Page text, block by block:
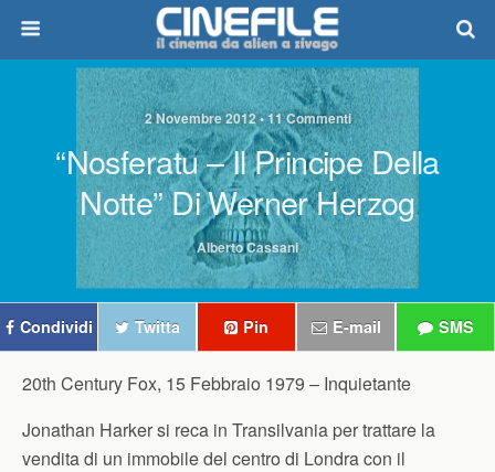
2 Novembre 2012 • 11 Commenti
“Nosferatu – Il Principe Della
Notte” Di Werner Herzog
Alberto Cassani
Condividi Twitta Pin E-mail SMS
20th Century Fox, 15 Febbraio 1979 – Inquietante
Jonathan Harker si reca in Transilvania per trattare la
vendita di un immobile del centro di Londra con il